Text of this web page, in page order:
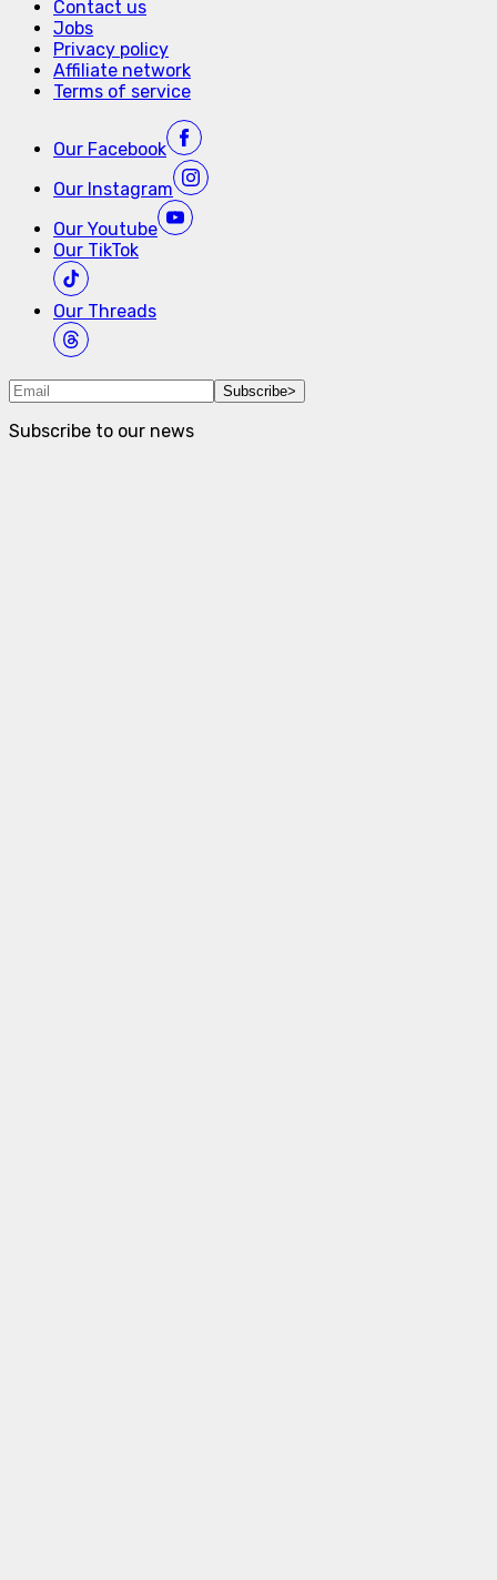
Contact us
Jobs
Privacy policy
Affiliate network
Terms of service
Our Facebook
Our Instagram
Our Youtube
Our TikTok
Our Threads
Subscribe>
Subscribe to our news